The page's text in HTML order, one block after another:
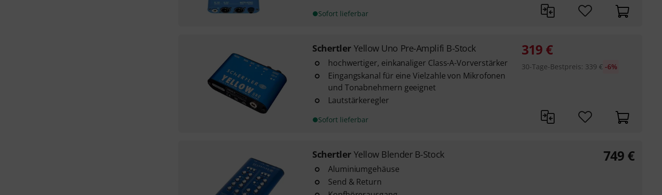
Sofort lieferbar
Schertler Yellow Uno Pre-Amplifi B-Stock
hochwertiger, einkanaliger Class-A-Vorverstärker
Eingangskanal für eine Vielzahle von Mikrofonen
und Tonabnehmern geeignet
Lautstärkeregler
Sofort lieferbar
319 €
30-Tage-Bestpreis: 339 € -6%
Schertler Yellow Blender B-Stock
Aluminiumgehäuse
Send & Return
749 €